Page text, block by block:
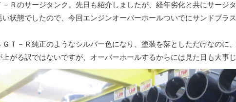
－Ｒのサージタンク。先日も紹介しましたが、経年劣化と共にサージ
い状態でしたので、今回エンジンオーバーホールついでにサンドブラ
Ｔ－Ｒ純正のようなシルバー色になり、塗装を落としただけなのに
がる訳ではないですが、オーバーホールするからには見た目も大事